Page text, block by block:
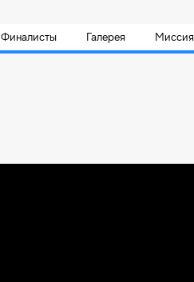
Финалисты Галерея Миссия